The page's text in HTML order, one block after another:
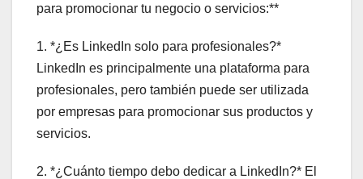
para promocionar tu negocio o servicios:**
1. *¿Es LinkedIn solo para profesionales?*
LinkedIn es principalmente una plataforma para
profesionales, pero también puede ser utilizada
por empresas para promocionar sus productos y
servicios.
2. *¿Cuánto tiempo debo dedicar a LinkedIn?* El